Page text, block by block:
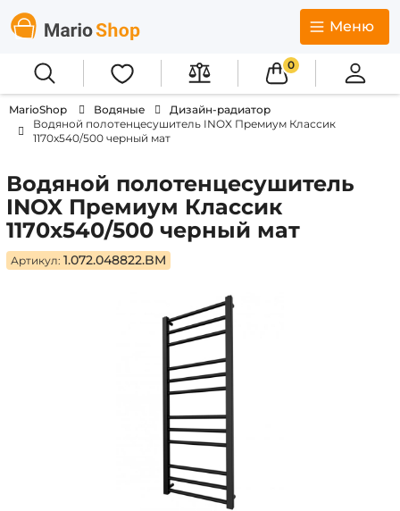
Меню
0
MarioShop Водяные
Дизайн-радиатор
Водяной полотенцесушитель INOX Премиум Классик
1170x540/500 черный мат
Водяной полотенцесушитель
INOX Премиум Классик
1170x540/500 черный мат
Артикул: 1.072.048822.BM